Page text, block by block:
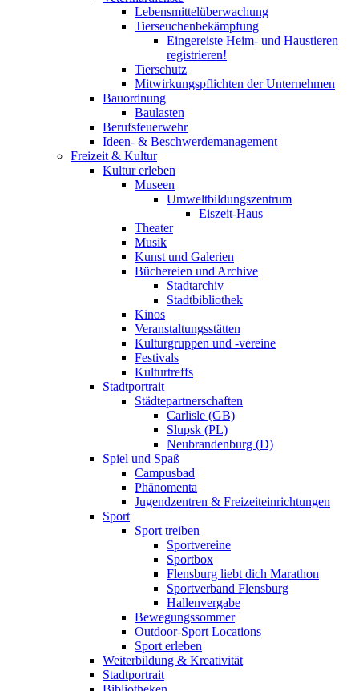
Lebensmittelüberwachung
Tierseuchenbekämpfung
Eingereiste Heim- und Haustieren
registrieren!
Tierschutz
Mitwirkungspflichten der Unternehmen
Bauordnung
Baulasten
Berufsfeuerwehr
Ideen- & Beschwerdemanagement
Freizeit & Kultur
Kultur erleben
Museen
Umweltbildungszentrum
Eiszeit-Haus
Theater
Musik
Kunst und Galerien
Büchereien und Archive
Stadtarchiv
Stadtbibliothek
Kinos
Veranstaltungsstätten
Kulturgruppen und -vereine
Festivals
Kulturtreffs
Stadtportrait
Städtepartnerschaften
Carlisle (GB)
Slupsk (PL)
Neubrandenburg (D)
Spiel und Spaß
Campusbad
Phänomenta
Jugendzentren & Freizeiteinrichtungen
Sport
Sport treiben
Sportvereine
Sportbox
Flensburg liebt dich Marathon
Sportverband Flensburg
Hallenvergabe
Bewegungssommer
Outdoor-Sport Locations
Sport erleben
Weiterbildung & Kreativität
Stadtportrait